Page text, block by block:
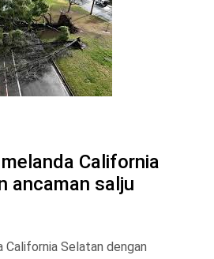
California
ancaman salju
California Selatan dengan